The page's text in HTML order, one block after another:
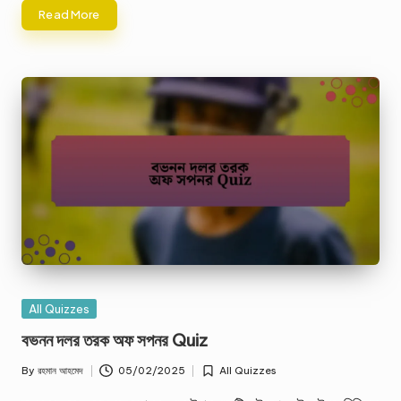
Read More
Posted
All Quizzes
বভনন দলর তরক অফ সপনর Quiz
Posted
By রহমান আহমেদ 05/02/2025
Posted
All Quizzes